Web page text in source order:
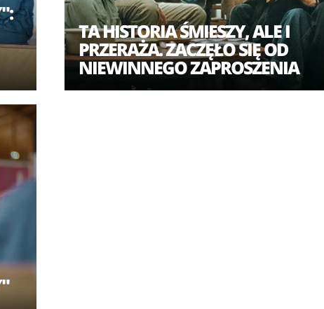
TA HISTORIA ŚMIESZY, ALE I
PRZERAŻA. ZACZĘŁO SIĘ OD
NIEWINNEGO ZAPROSZENIA